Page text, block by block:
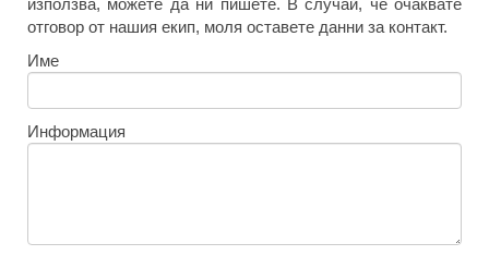
използва, можете да ни пишете. В случай, че очаквате
отговор от нашия екип, моля оставете данни за контакт.
Име
Информация